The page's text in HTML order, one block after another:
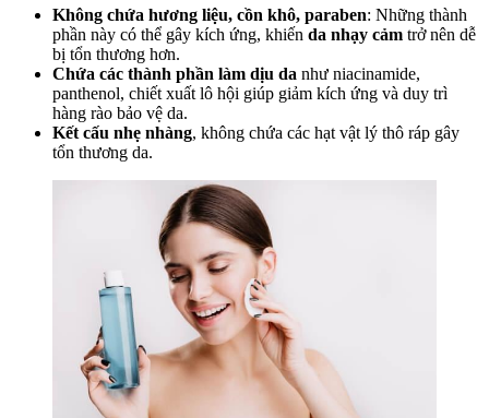
Không chứa hương liệu, cồn khô, paraben: Những thành
phần này có thể gây kích ứng, khiến da nhạy cảm trở nên dễ
bị tổn thương hơn.
Chứa các thành phần làm dịu da như niacinamide,
panthenol, chiết xuất lô hội giúp giảm kích ứng và duy trì
hàng rào bảo vệ da.
Kết cấu nhẹ nhàng, không chứa các hạt vật lý thô ráp gây
tổn thương da.